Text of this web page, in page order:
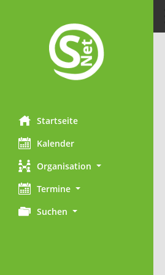
Startseite
Kalender
Organisation
Termine
Suchen